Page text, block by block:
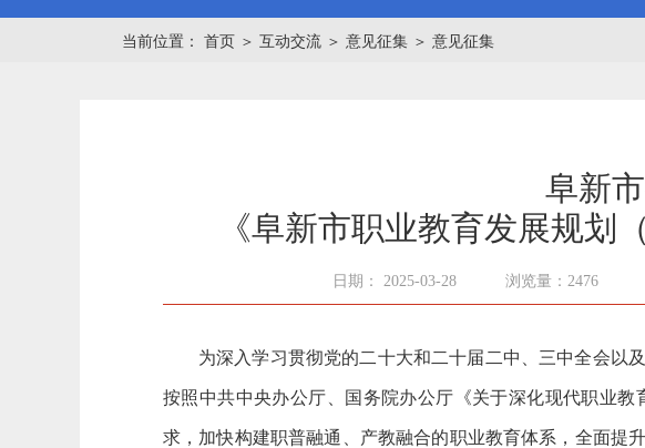
当前位置： 首页 ＞ 互动交流 ＞ 意见征集 ＞ 意见征集
阜新
《阜新市职业教育发展规划
日期： 2025-03-28 浏览量：2476
为深入学习贯彻党的二十大和二十届二中、三中全会以
按照中共中央办公厅、国务院办公厅《关于深化现代职业
求，加快构建职普融通、产教融合的职业教育体系，全面提